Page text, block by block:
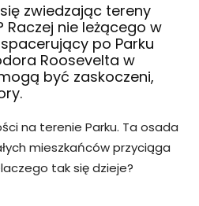
zwiedzając tereny
Raczej nie leżącego w
po Parku
Roosevelta w
być zaskoczeni,
na terenie Parku. Ta osada
mieszkańców przyciąga
tak się dzieje?